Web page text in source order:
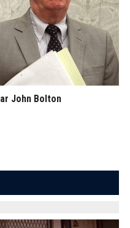
John Bolton